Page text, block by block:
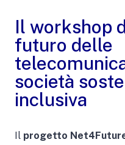
Il workshop
futuro delle
società
inclusiva
Il progetto